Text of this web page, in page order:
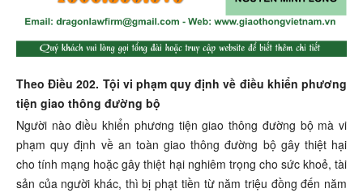
Theo Điều 202. Tội vi phạm quy định về điều khiển phương
tiện giao thông đường bộ
Người nào điều khiển phương tiện giao thông đường bộ mà vi
phạm quy định về an toàn giao thông đường bộ gây thiệt hại
cho tính mạng hoặc gây thiệt hại nghiêm trọng cho sức khoẻ, tài
sản của người khác, thì bị phạt tiền từ năm triệu đồng đến năm